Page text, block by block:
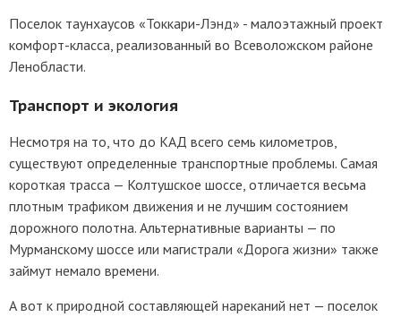
Поселок таунхаусов «Токкари-Лэнд» - малоэтажный проект
комфорт-класса, реализованный во Всеволожском районе
Ленобласти.
Транспорт и экология
Несмотря на то, что до КАД всего семь километров,
существуют определенные транспортные проблемы. Самая
короткая трасса — Колтушское шоссе, отличается весьма
плотным трафиком движения и не лучшим состоянием
дорожного полотна. Альтернативные варианты — по
Мурманскому шоссе или магистрали «Дорога жизни» также
займут немало времени.
А вот к природной составляющей нареканий нет — поселок